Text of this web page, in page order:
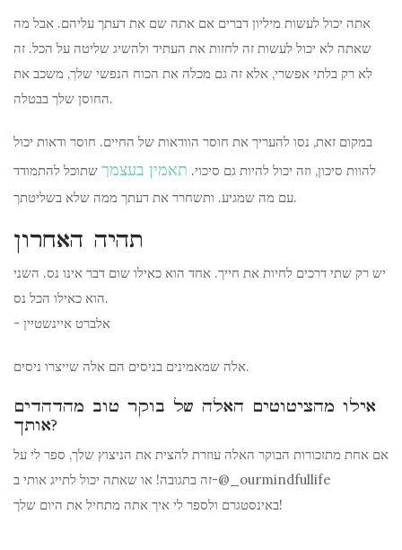
אתה יכול לעשות מיליון דברים אם אתה שם את דעתך עליהם. אבל מה
שאתה לא יכול לעשות זה לחזות את העתיד ולהשיג שליטה על הכל. זה
לא רק בלתי אפשרי, אלא זה גם מכלה את הכוח הנפשי שלך, משכב את
החוסן שלך בבטלה.
במקום זאת, נסו להעריך את חוסר הוודאות של החיים. חוסר ודאות יכול
להוות סיכון, וזה יכול להיות גם סיכוי. תאמין בעצמך שתוכל להתמודד
עם מה שמגיע. ותשחרר את דעתך ממה שלא בשליטתך.
תהיה האחרון
יש רק שתי דרכים לחיות את חייך. אחד הוא כאילו שום דבר אינו נס. השני
הוא כאילו הכל נס.
- אלברט איינשטיין
אלה שמאמינים בניסים הם אלה שייצרו ניסים.
אילו מהציטוטים האלה של בוקר טוב מהדהדים
אותך?
אם אחת מתזכורות הבוקר האלה עוזרת להצית את הניצוץ שלך, ספר לי על
זה בתגובה! או שאתה יכול לתייג אותי ב-@_ourmindfullife
באינסטגרם ולספר לי איך אתה מתחיל את היום שלך!